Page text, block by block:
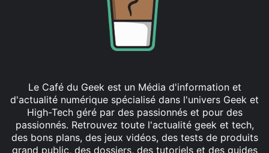
Le Café du Geek est un Média d'information et
d'actualité numérique spécialisé dans l'univers Geek et
High-Tech géré par des passionnés et pour des
passionnés. Retrouvez toute l'actualité geek et tech,
des bons plans, des jeux vidéos, des tests de produits
grand public, des dossiers, des tutoriels et des guides